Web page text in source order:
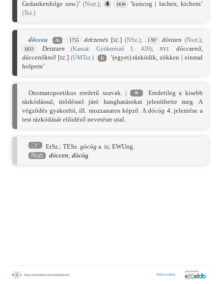
Gedankenfolge usw.〉’ (Nszt.); 4 1838 ’kuncog | lachen, kichern’
(Tsz.)
döccen A: 1755 doͤczenés [sz.] (NSz.); 1787 döttzen (Nszt.);
1833 Detztzen (Kassai: Gyökerésző 1: 426);nyj. döccsenő,
düccenőknél [sz.] (ÚMTsz.) J:
’(egyet) rázkódik, zökken | einmal
holpern’
Onomatopoetikus eredetű szavak. | ≡
Eredetileg a kisebb
rázkódással, ütődéssel járó hanghatásokat jeleníthette meg. A
végződés gyakorító, ill. mozzanatos képző. Adöcög 4. jelentése a
test rázkódását előidéző nevetésre utal.
☞ EtSz.;TESz. göcög a. is;EWUng.
Nszt
döccen;döcög